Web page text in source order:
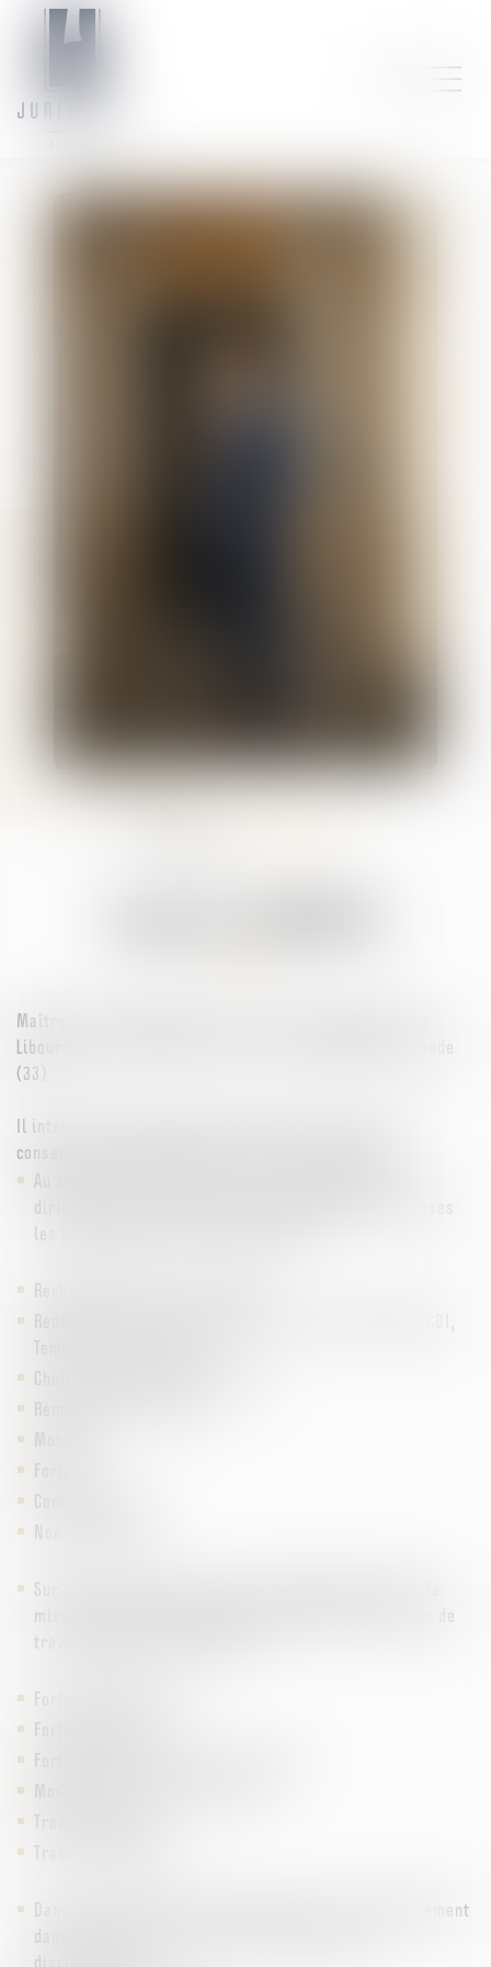
Maître Romain SINATRA est avocat inscrit au Barreau de
Libourne dont le cabinet est situé au à LIBOURNE en Gironde
(33).
Il intervient principalement en droit du travail tant en
conseil auprès des entreprises qu’en contentieux :
Au stade de l’embauche, avec l’accompagnement du
dirigeant vers les choix des contrats, statuts et clauses
les plus adaptés et les plus pertinents.
Recherche d’aides à l’embauche
Rédaction de tous types de contrats de travail (CDD, CDI,
Temps partiel, Cadres)
Choix des clauses particulières
Rémunération variable
Mobilité
Forfait
Confidentialité
Non concurrence
Sur la durée du travail dans l’accompagnement dans la
mise en œuvre de dispositifs d’organisation du temps de
travail adapté à votre activité.
Forfait hebdomadaire
Forfait mensuel
Forfait annuel en heures ou en jours
Modulation du temps de travail
Travail en cycle
Travail le dimanche
Dans le cadre de sanction disciplinaires, accompagnement
dans la rédaction de tous types de procédures